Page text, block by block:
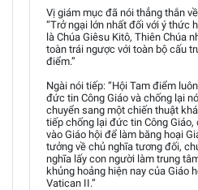
Vị giám mục đã nói thẳng thắn
“Trở ngại lớn nhất đối với ý thức
là Chúa Giêsu Kitô, Thiên Chúa
toàn trái ngược với toàn bộ cấu
điểm.”
Ngài nói tiếp: “Hội Tam điểm
đức tin Công Giáo và chống lại
chuyển sang một chiến thuật
tiếp chống lại đức tin Công
vào Giáo hội để làm băng hoại
tưởng về chủ nghĩa tương đối,
nghĩa lấy con người làm trung
khủng hoảng hiện nay của Giáo
Vatican II.”